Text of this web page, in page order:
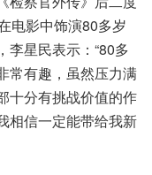
电影中饰演80多岁
李星民表示：“80多
常有趣，虽然压力满
十分有挑战价值的作
相信一定能带给我新